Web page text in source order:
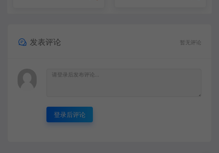
发表评论 暂无评论
登录后评论